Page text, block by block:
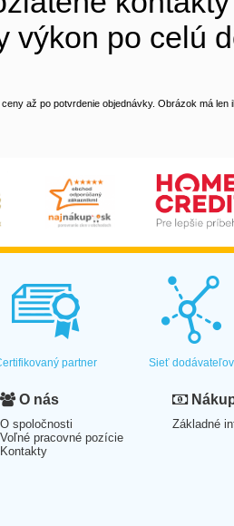
výkon po celú
až po potvrdenie objednávky. Obrázok má len
partner Sieť dodávateľov
O nás
O spoločnosti
Voľné pracovné pozície
Kontakty
Základné